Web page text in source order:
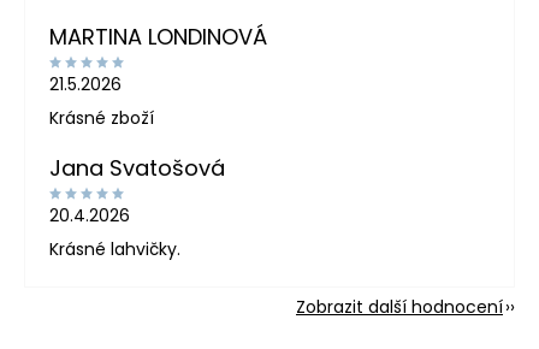
MARTINA LONDINOVÁ
21.5.2026
Krásné zboží
Jana Svatošová
20.4.2026
Krásné lahvičky.
Zobrazit další hodnocení